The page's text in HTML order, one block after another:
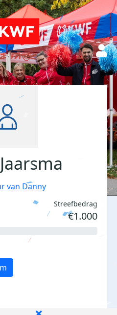
van Danny
Streefbedrag
€1.000